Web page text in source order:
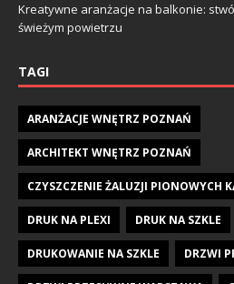
Kreatywne aranżacje na balkonie:
świeżym powietrzu
TAGI
ARANŻACJE WNĘTRZ POZNAŃ
ARCHITEKT WNĘTRZ POZNAŃ
CZYSZCZENIE ŻALUZJI PIONOWYCH
DRUK NA PLEXI DRUK NA SZKLE
DRUKOWANIE NA SZKLE DRZWI